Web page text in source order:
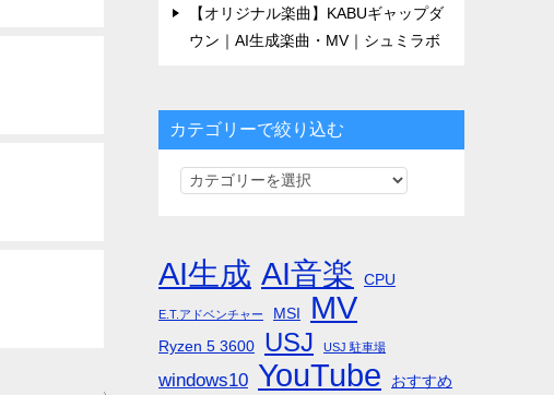
【オリジナル楽曲】KABUギャップダ
ウン｜AI生成楽曲・MV｜シュミラボ
カテゴリーで絞り込む
カ
リ
ー
で
絞
り
AI生成 AI音楽 CPU
E.T.アドベンチャー MSI MV
Ryzen 5 3600 USJ USJ 駐車場
windows10 YouTube おすすめ